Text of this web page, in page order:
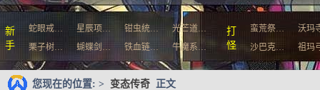
新
手
蛇眼戒… 星辰项… 钳虫统…
光芒道…
栗子树…
蝴蝶剑… 铁血链… 牛魔系…
打
怪
蛮荒祭…
沃玛
沙巴克…
祖玛
您现在的位置: > 变态传奇 正文